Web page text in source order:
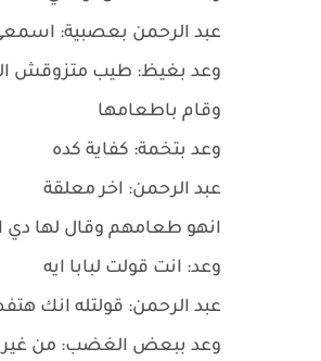
عبد الرحمن بعصبية:
وعد بغيظ: طيب متزوقش
وقام باطعامها
وعد بتخمة: كفاية كده
عبد الرحمن: اخر معلقة
انهو طعامهم وقال لها
وعد: انت قولت لبابا ايه
عبد الرحمن: قولتله انك
وعد ببعض الغضب: من غير